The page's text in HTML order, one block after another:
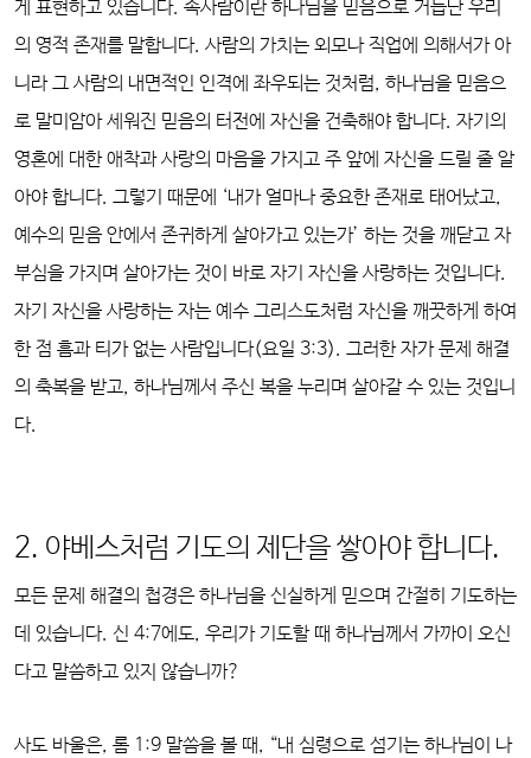
게 표현하고 있습니다. 속사람이란 하나님을 믿음으로 거듭난 우리
의 영적 존재를 말합니다. 사람의 가치는 외모나 직업에 의해서가 아
니라 그 사람의 내면적인 인격에 좌우되는 것처럼, 하나님을 믿음으
로 말미암아 세워진 믿음의 터전에 자신을 건축해야 합니다. 자기의
영혼에 대한 애착과 사랑의 마음을 가지고 주 앞에 자신을 드릴 줄 알
아야 합니다. 그렇기 때문에 ‘내가 얼마나 중요한 존재로 태어났고,
예수의 믿음 안에서 존귀하게 살아가고 있는가’ 하는 것을 깨닫고 자
부심을 가지며 살아가는 것이 바로 자기 자신을 사랑하는 것입니다.
자기 자신을 사랑하는 자는 예수 그리스도처럼 자신을 깨끗하게 하여
한 점 흠과 티가 없는 사람입니다(요일 3:3). 그러한 자가 문제 해결
의 축복을 받고, 하나님께서 주신 복을 누리며 살아갈 수 있는 것입니
다.
2. 야베스처럼 기도의 제단을 쌓아야 합니다.
모든 문제 해결의 첩경은 하나님을 신실하게 믿으며 간절히 기도하는
데 있습니다. 신 4:7에도, 우리가 기도할 때 하나님께서 가까이 오신
다고 말씀하고 있지 않습니까?
사도 바울은, 롬 1:9 말씀을 볼 때, “내 심령으로 섬기는 하나님이 나